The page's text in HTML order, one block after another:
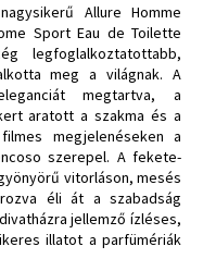
Allure Homme
Sport Eau de Toilette
legfoglalkoztatottabb,
meg a világnak. A
megtartva, a
aratott a szakma és a
megjelenéseken a
szerepel. A fekete-
vitorláson, mesés
éli át a szabadság
jellemző ízléses,
illatot a parfümériák